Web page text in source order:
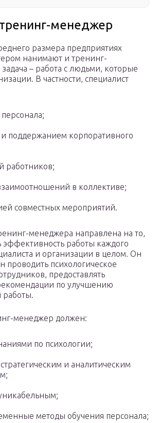
менеджер
размера предприятиях
нанимают и тренинг-
– работа с людьми, которые
В частности, специалист
поддержанием корпоративного
работников;
в коллективе;
совместных мероприятий.
менеджера направлена на то,
эффективность работы каждого
и организации в целом. Он
проводить психологическое
предоставлять
по улучшению
работы.
менеджер должен:
по психологии;
стратегическим и аналитическим
методы обучения персонала;